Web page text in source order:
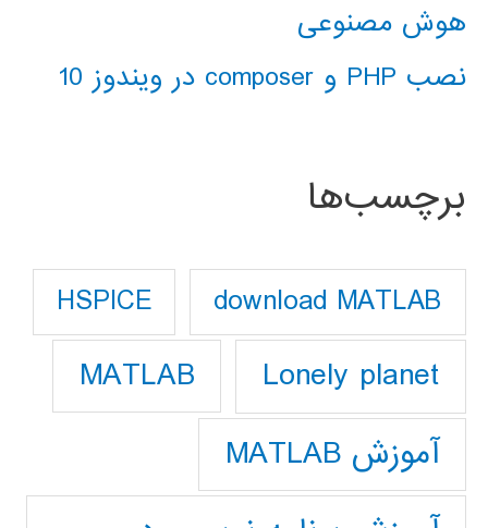
هوش مصنوعی
نصب PHP و composer در ویندوز 10
برچسب‌ها
download MATLAB
HSPICE
Lonely planet
MATLAB
آموزش MATLAB